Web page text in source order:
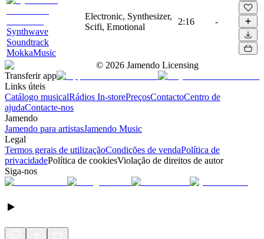
Synthwave
Soundtrack
MokkaMusic
Electronic, Synthesizer,
Scifi, Emotional
2:16 -
© 2026 Jamendo Licensing
Transferir app
Links úteis
Catálogo musicalRádios In-storePreçosContactoCentro de
ajudaContacte-nos
Jamendo
Jamendo para artistasJamendo Music
Legal
Termos gerais de utilizaçãoCondições de vendaPolítica de
privacidadePolítica de cookiesViolação de direitos de autor
Siga-nos